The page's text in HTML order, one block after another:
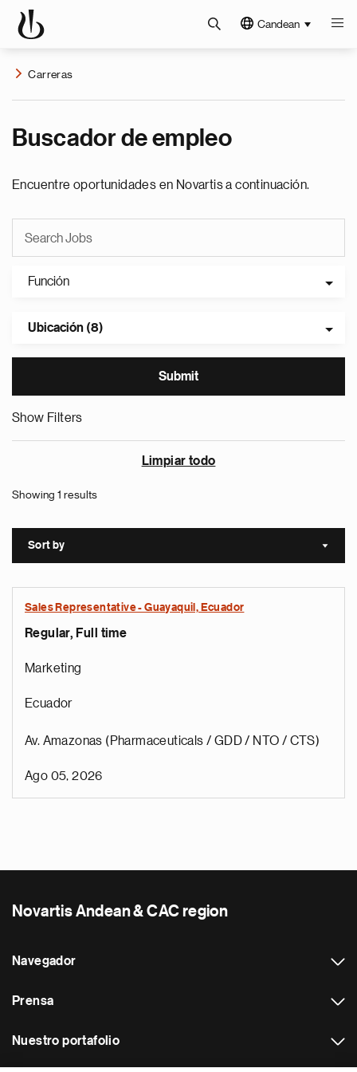
Candean
Carreras
Buscador de empleo
Encuentre oportunidades en Novartis a continuación.
Función
Ubicación (8)
Show Filters
Limpiar todo
Showing 1 results
Sort by Sort
Sales Representative - Guayaquil, Ecuador
Regular, Full time
Marketing
Ecuador
Av. Amazonas (Pharmaceuticals / GDD / NTO / CTS)
Ago 05, 2026
Novartis Andean & CAC region
Navegador
Prensa
Nuestro portafolio